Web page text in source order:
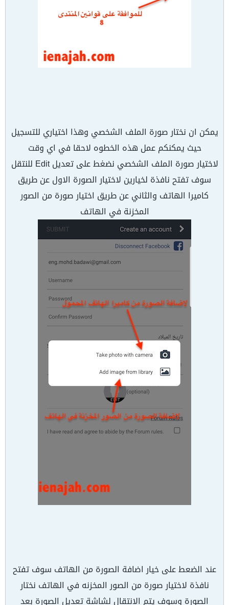
يمكن ان نختار صورة الملف الشخصي وهذا اختياري للتسجيل
حيث يمكنكم عمل هذه الخطوه لاحقا في اي وقت
لاختيار صورة الملف الشخصي نضغط على تعديل Edit للنتقل
سوف تفتح نافذة لخيارين لاختيار الصورة الاول عن طريق
كاميرا الهاتف والثاني عن طريق اختيار صورة من الصور
المخزنة في الهاتف
عند الضعط على خيار اضافة الصورة من الهاتف سوف تفتح
نافذة لاختيار صورة من الصور المخزنه في الهاتف نختار
الصورة وسوف يتم الانتقال لشاشة تعديل الصورة بعد